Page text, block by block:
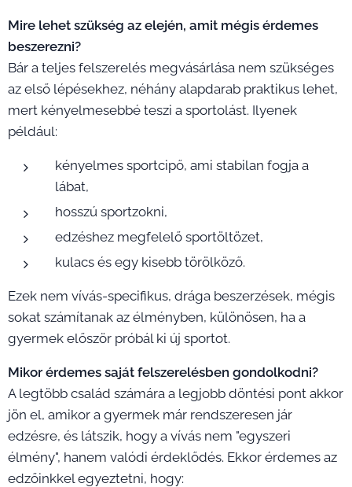
Mire lehet szükség az elején, amit mégis érdemes
beszerezni?
Bár a teljes felszerelés megvásárlása nem szükséges
az első lépésekhez, néhány alapdarab praktikus lehet,
mert kényelmesebbé teszi a sportolást. Ilyenek
például:
kényelmes sportcipő, ami stabilan fogja a
lábat,
hosszú sportzokni,
edzéshez megfelelő sportöltözet,
kulacs és egy kisebb törölköző.
Ezek nem vívás-specifikus, drága beszerzések, mégis
sokat számítanak az élményben, különösen, ha a
gyermek először próbál ki új sportot.
Mikor érdemes saját felszerelésben gondolkodni?
A legtöbb család számára a legjobb döntési pont akkor
jön el, amikor a gyermek már rendszeresen jár
edzésre, és látszik, hogy a vívás nem "egyszeri
élmény", hanem valódi érdeklődés. Ekkor érdemes az
edzőinkkel egyeztetni, hogy: